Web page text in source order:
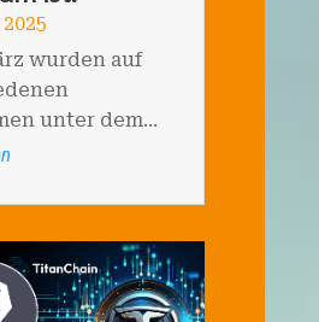
wurden auf
unter dem...